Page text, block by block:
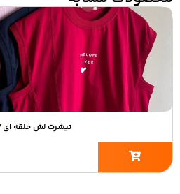
تیشرت لش حلقه ای ۱۹۴۷۸۷